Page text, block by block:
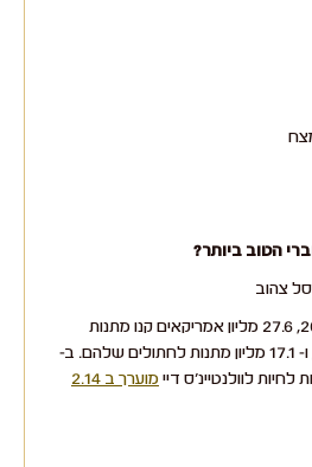
הטוב ביותר?
על פי מחקר שנערך ב- 2020, 27.6 מליון אמריקאים קנו מתנות
לוולנטיינ'ס לכלבים שלהם, ו- 17.1 מליון מתנות לחתולים שלהם. ב-
מוערך ב 2.14